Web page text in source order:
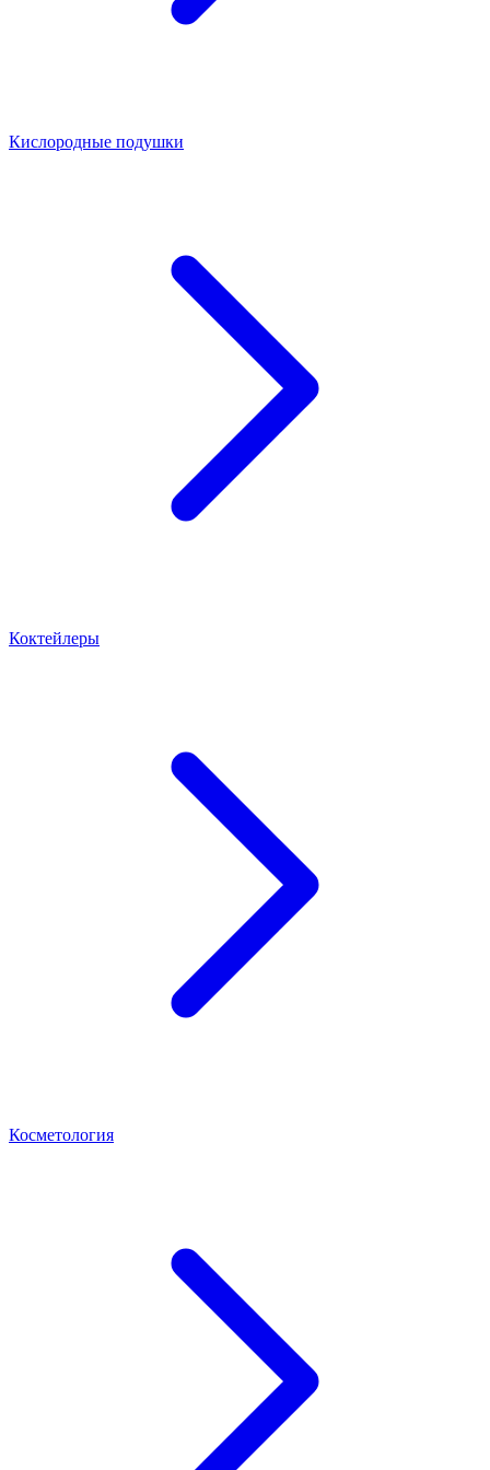
Кислородные подушки
Коктейлеры
Косметология